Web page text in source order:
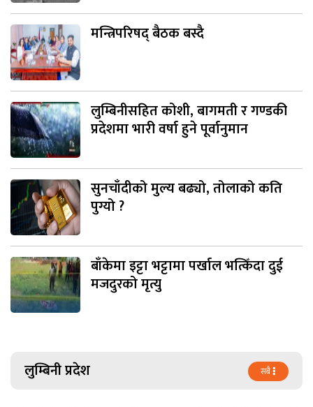
मन्त्रिपरिषद् बैठक बस्दै
लुम्बिनीसहित कोशी, बागमती र गण्डकी
प्रदेशमा भारी वर्षा हुने पूर्वानुमान
सुनचाँदीको मुल्य बढ्यो, तोलाको कति
पुग्यो ?
बाँकेमा इट्टा भट्टामा पर्खाल भत्किँदा दुई
मजदुरको मृत्यु
लुम्बिनी प्रदेश सबै